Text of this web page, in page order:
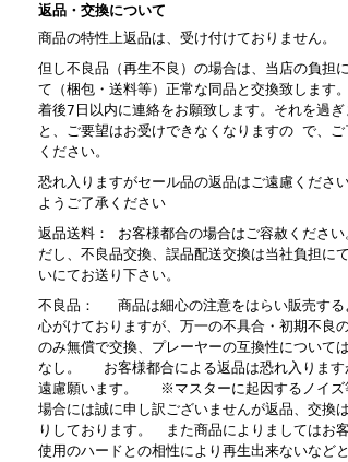
返品・交換について
商品の特性上返品は、受け付けておりません。
但し不良品（再生不良）の場合は、当店の負担
て（梱包・送料等）正常な同品と交換致します
着後7日以内に連絡をお願致します。それを過ぎ
と、ご要望はお受けできなくなりますの で、ご
ください。
恐れ入りますがセール品の返品はご遠慮くださ
ようご了承ください
返品送料： お客様都合の場合はご容赦ください
だし、不良品交換、誤品配送交換は当社負担に
いにてお送り下さい。
不良品： 商品は細心の注意をはらい販売する
心がけておりますが、万一の不具合・初期不良
のみ無償で交換、プレーヤーの互換性について
なし。 お客様都合による返品は恐れ入ります
遠慮願います。 ※マスターに起因するノイズ
場合には誠に申し訳ございませんが返品、交換
りしております。 また商品によりましてはお
使用のハードとの相性により再生出来ないなど